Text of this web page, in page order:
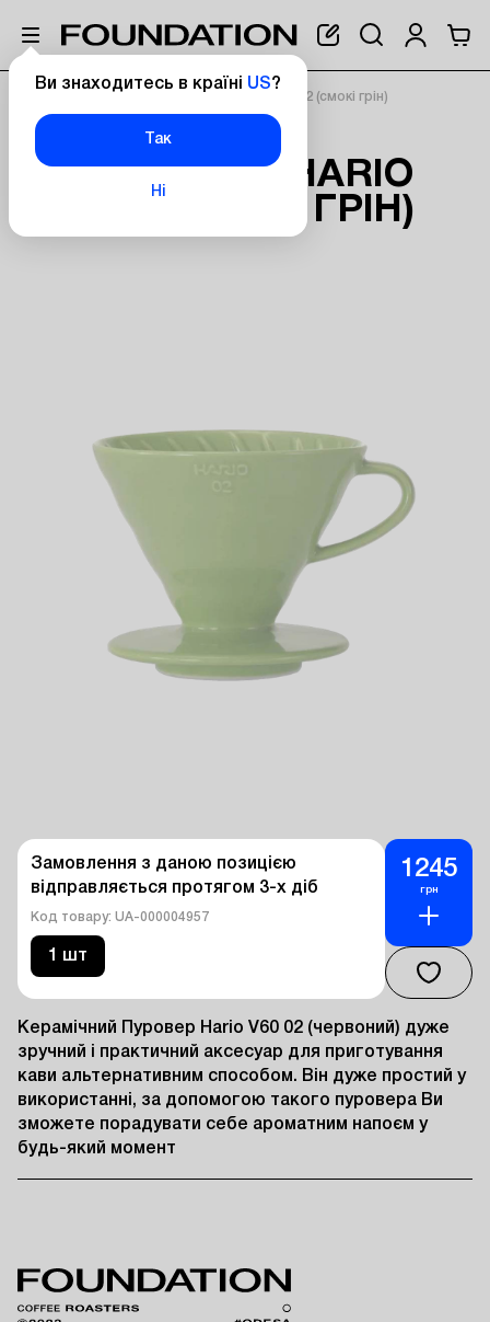
Ви знаходитесь в країні US?
Так
Ні
Пуровер керамічний Hario V60-02 (смокі грін)
ПУРОВЕР
КЕРАМІЧНИЙ HARIO
V60-02 (СМОКІ ГРІН)
Замовлення з даною позицією
відправляється протягом 3-х діб
Код товару: UA-000004957
1 шт
1245
грн
Керамічний Пуровер Hario V60 02 (червоний) дуже
зручний і практичний аксесуар для приготування
кави альтернативним способом. Він дуже простий у
використанні, за допомогою такого пуровера Ви
зможете порадувати себе ароматним напоєм у
будь-який момент